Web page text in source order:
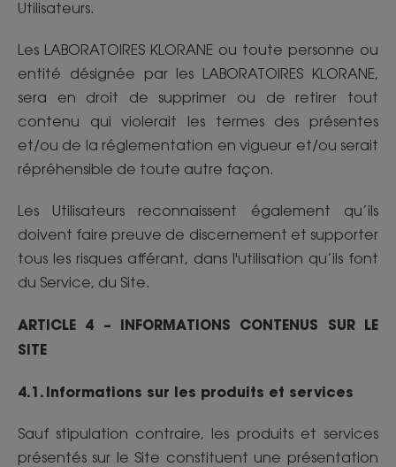
Utilisateurs.
Les LABORATOIRES KLORANE ou toute personne ou
entité désignée par les LABORATOIRES KLORANE,
sera en droit de supprimer ou de retirer tout
contenu qui violerait les termes des présentes
et/ou de la réglementation en vigueur et/ou serait
répréhensible de toute autre façon.
Les Utilisateurs reconnaissent également qu’ils
doivent faire preuve de discernement et supporter
tous les risques afférant, dans l'utilisation qu’ils font
du Service, du Site.
ARTICLE 4 – INFORMATIONS CONTENUS SUR LE
SITE
4.1. Informations sur les produits et services
Sauf stipulation contraire, les produits et services
présentés sur le Site constituent une présentation